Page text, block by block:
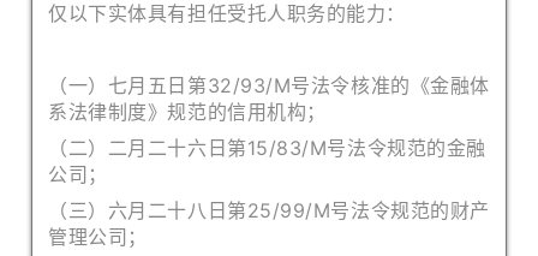
仅以下实体具有担任受托人职务的能力：
（一）七月五日第32/93/M号法令核准的《金融体
系法律制 度》规范的信用机构；
（二）二月二十六日第15/83/M号法令规范的金融
公司；
（三）六月二十八日第25/99/M号法令规范的财产
管理公司；